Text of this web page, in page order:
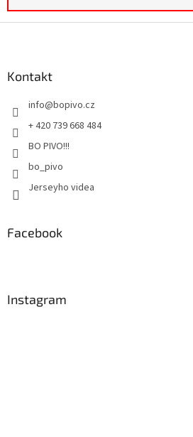
Kontakt
info@bopivo.cz
+ 420 739 668 484
BO PIVO!!!
bo_pivo
Jerseyho videa
Facebook
Instagram